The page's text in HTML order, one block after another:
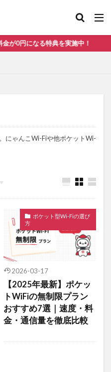
円になる特典を実施中！
にゃんこWi-Fiや他ポケットWi-
ポケット型Wi-Fiの選び
方
2026-03-17
【2025年最新】ポケッ
トWiFiの無制限プラン
おすすめ7選｜速度・料
金・通信量を徹底比較
ト型Wi-Fi おすすめ